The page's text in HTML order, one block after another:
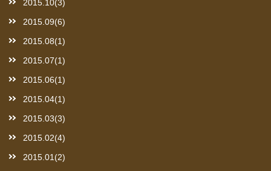
2015.10(3)
2015.09(6)
2015.08(1)
2015.07(1)
2015.06(1)
2015.04(1)
2015.03(3)
2015.02(4)
2015.01(2)